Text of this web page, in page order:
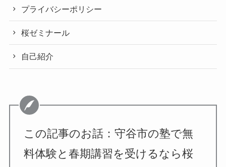
プライバシーポリシー
桜ゼミナール
自己紹介
この記事のお話：守谷市の塾で無
料体験と春期講習を受けるなら桜